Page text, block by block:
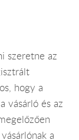
szeretne az
hogy a
vásárló és az
a